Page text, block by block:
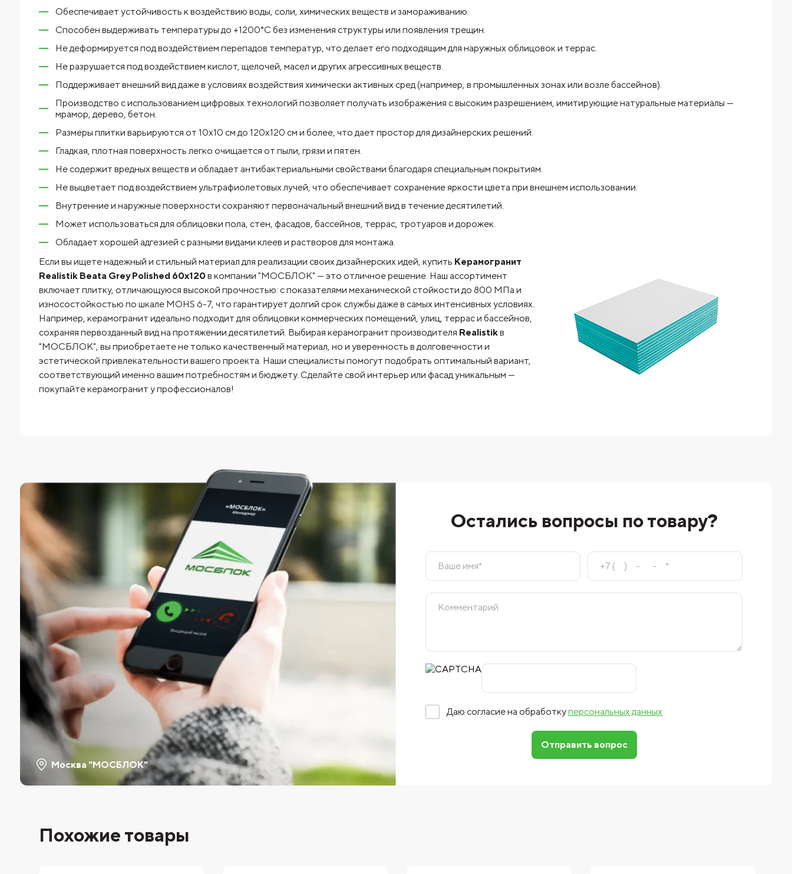
Обеспечивает устойчивость к воздействию воды, соли, химических веществ и замораживанию.
Способен выдерживать температуры до +1200°C без изменения структуры или появления трещин.
Не деформируется под воздействием перепадов температур, что делает его подходящим для наружных облицовок и террас.
Не разрушается под воздействием кислот, щелочей, масел и других агрессивных веществ.
Поддерживает внешний вид даже в условиях воздействия химически активных сред (например, в промышленных зонах или возле бассейнов).
Производство с использованием цифровых технологий позволяет получать изображения с высоким разрешением, имитирующие натуральные материалы —
мрамор, дерево, бетон.
Размеры плитки варьируются от 10х10 см до 120х120 см и более, что дает простор для дизайнерских решений.
Гладкая, плотная поверхность легко очищается от пыли, грязи и пятен.
Не содержит вредных веществ и обладает антибактериальными свойствами благодаря специальным покрытиям.
Не выцветает под воздействием ультрафиолетовых лучей, что обеспечивает сохранение яркости цвета при внешнем использовании.
Внутренние и наружные поверхности сохраняют первоначальный внешний вид в течение десятилетий.
Может использоваться для облицовки пола, стен, фасадов, бассейнов, террас, тротуаров и дорожек.
Обладает хорошей адгезией с разными видами клеев и растворов для монтажа.
Если вы ищете надежный и стильный материал для реализации своих дизайнерских идей, купить Керамогранит
Realistik Beata Grey Polished 60x120в компании "МОСБЛОК" — это отличное решение. Наш ассортимент
включает плитку, отличающуюся высокой прочностью: с показателями механической стойкости до 800 МПа и
износостойкостью по шкале MOHS 6-7, что гарантирует долгий срок службы даже в самых интенсивных условиях.
Например, керамогранит идеально подходит для облицовки коммерческих помещений, улиц, террас и бассейнов,
сохраняя первозданный вид на протяжении десятилетий. Выбирая керамогранит производителя Realistikв
"МОСБЛОК", вы приобретаете не только качественный материал, но и уверенность в долговечности и
эстетической привлекательности вашего проекта. Наши специалисты помогут подобрать оптимальный вариант,
соответствующий именно вашим потребностям и бюджету. Сделайте свой интерьер или фасад уникальным —
покупайте керамогранит у профессионалов!
Москва "МОСБЛОК"
Остались вопросы по товару?
Даю согласие на обработкуперсональных данных
Отправить вопрос
Похожие товары